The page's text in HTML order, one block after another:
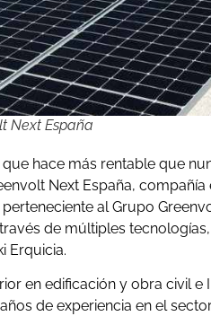
Next España
que hace más rentable que
Next España,
al Grupo
de múltiples
Erquicia.
en edificación y obra civil
de experiencia en el